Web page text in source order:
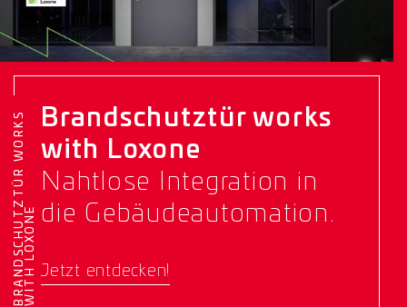
B
R
A
N
D
S
C
H
U
T
Z
T
Ü
R
W
O
R
K
S
W
I
T
H
L
O
X
O
NE
Brandschutztür works
with Loxone
Nahtlose Integration in
die Gebäudeautomation.
Jetzt entdecken!